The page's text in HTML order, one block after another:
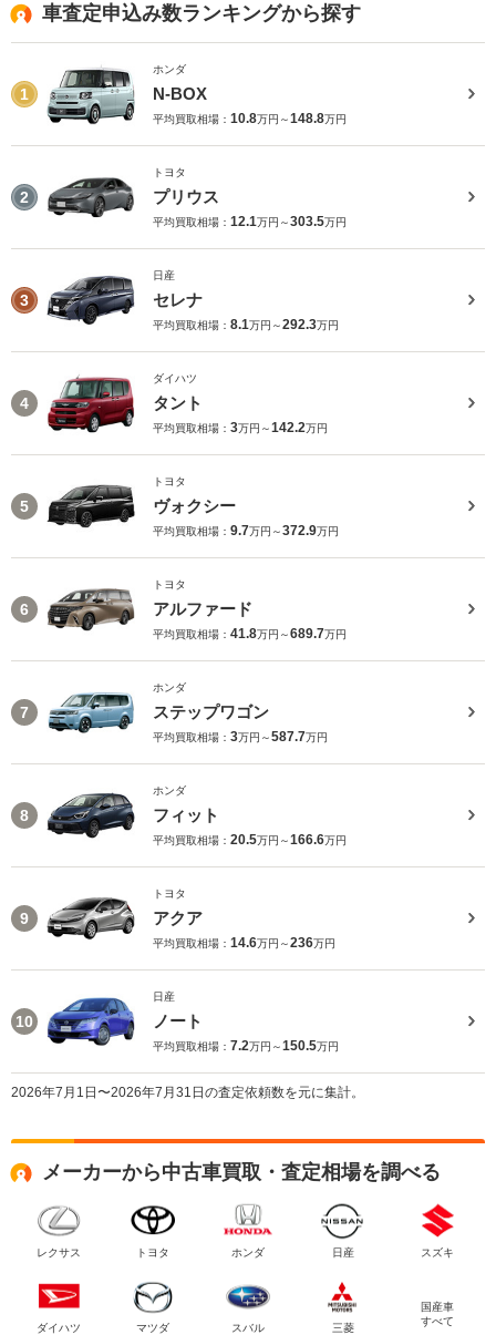
車査定申込み数ランキングから探す
1
ホンダ
N-BOX
平均買取相場： 10.8万円～148.8万円
2
トヨタ
プリウス
平均買取相場： 12.1万円～303.5万円
3
日産
セレナ
平均買取相場： 8.1万円～292.3万円
4
ダイハツ
タント
平均買取相場： 3万円～142.2万円
5
トヨタ
ヴォクシー
平均買取相場： 9.7万円～372.9万円
6
トヨタ
アルファード
平均買取相場： 41.8万円～689.7万円
7
ホンダ
ステップワゴン
平均買取相場： 3万円～587.7万円
8
ホンダ
フィット
平均買取相場： 20.5万円～166.6万円
9
トヨタ
アクア
平均買取相場： 14.6万円～236万円
10
日産
ノート
平均買取相場： 7.2万円～150.5万円
2026年7月1日〜2026年7月31日の査定依頼数を元に集計。
メーカーから中古車買取・査定相場を調べる
レクサス トヨタ ホンダ 日産 スズキ
ダイハツ マツダ スバル 三菱
国産車
すべて